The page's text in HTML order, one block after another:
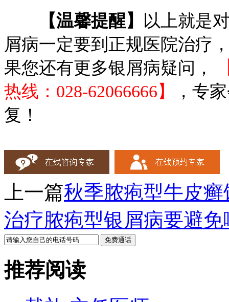
【温馨提醒】
以上就是
屑病一定要到正规医院治疗
果您还有更多银屑病疑问，
热线：028-62066666】
，专
复！
上一篇秋季脓疱型牛皮
治疗脓疱型银屑病要避
推荐阅读